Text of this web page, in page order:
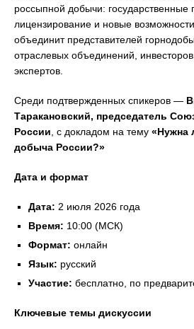
россыпной добычи: государственные
лицензирование и новые
объединит представителей
отраслевых объединений,
экспертов.
Среди подтвержденных спикеров —
Таракановский, председатель
России , с докладом на тему «Нужна
добыча России?»
Дата и формат
Дата: 2 июля 2026 года
Время: 10:00 (МСК)
Формат: онлайн
Язык: русский
Участие: бесплатно, по
Ключевые темы дискуссии